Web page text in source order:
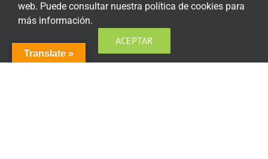
Condiciones generales de contratación
Acceso plataforma de teleformación
Translate »
web. Puede consultar nuestra política de cookies para
más información.
ACEPTAR